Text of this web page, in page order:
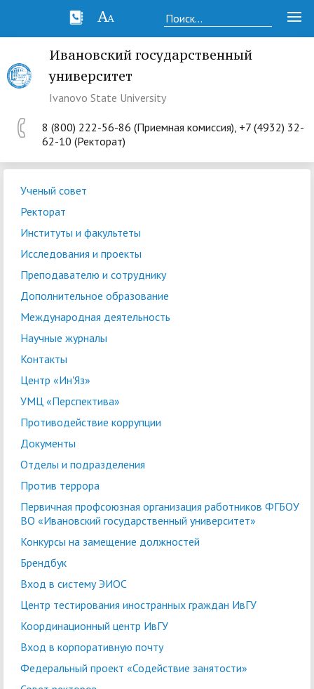
Ивановский государственный
университет
Ivanovo State University
8 (800) 222-56-86 (Приемная комиссия), +7 (4932) 32-
62-10 (Ректорат)
Ученый совет
Ректорат
Институты и факультеты
Исследования и проекты
Преподавателю и сотруднику
Дополнительное образование
Международная деятельность
Научные журналы
Контакты
Центр «Ин'Яз»
УМЦ «Перспектива»
Противодействие коррупции
Документы
Отделы и подразделения
Против террора
Первичная профсоюзная организация работников ФГБОУ
ВО «Ивановский государственный университет»
Конкурсы на замещение должностей
Брендбук
Вход в систему ЭИОС
Центр тестирования иностранных граждан ИвГУ
Координационный центр ИвГУ
Вход в корпоративную почту
Федеральный проект «Содействие занятости»